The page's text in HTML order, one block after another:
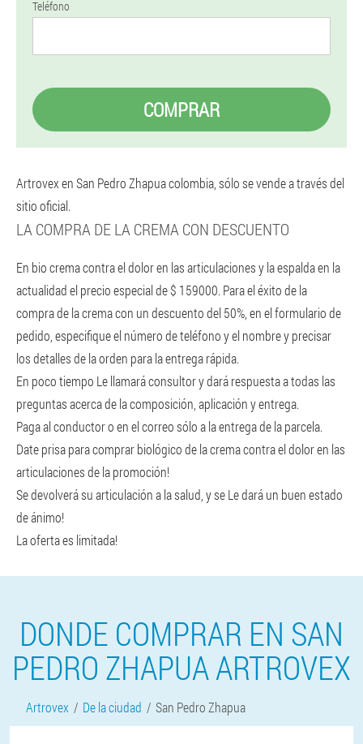
Teléfono
COMPRAR
Artrovex en San Pedro Zhapua colombia, sólo se vende a través del
sitio oficial.
LA COMPRA DE LA CREMA CON DESCUENTO
En bio crema contra el dolor en las articulaciones y la espalda en la
actualidad el precio especial de $ 159000. Para el éxito de la
compra de la crema con un descuento del 50%, en el formulario de
pedido, especifique el número de teléfono y el nombre y precisar
los detalles de la orden para la entrega rápida.
En poco tiempo Le llamará consultor y dará respuesta a todas las
preguntas acerca de la composición, aplicación y entrega.
Paga al conductor o en el correo sólo a la entrega de la parcela.
Date prisa para comprar biológico de la crema contra el dolor en las
articulaciones de la promoción!
Se devolverá su articulación a la salud, y se Le dará un buen estado
de ánimo!
La oferta es limitada!
DONDE COMPRAR EN SAN
PEDRO ZHAPUA ARTROVEX
Artrovex De la ciudad San Pedro Zhapua